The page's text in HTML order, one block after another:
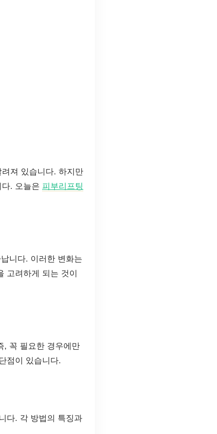
져 있습니다. 하지만
. 오늘은 피부리프팅
니다. 이러한 변화는
고려하게 되는 것이
, 꼭 필요한 경우에만
점이 있습니다.
다. 각 방법의 특징과